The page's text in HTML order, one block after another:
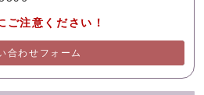
ご注意ください！
合わせフォーム